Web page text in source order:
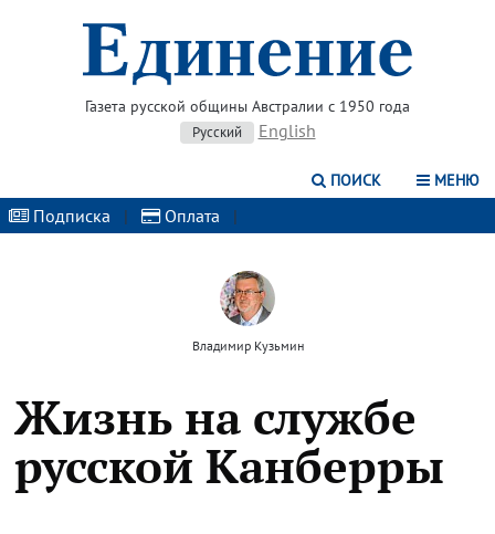
Газета русской общины Австралии с 1950 года
Русский English
ПОИСК МЕНЮ
Подписка | Оплата |
Владимир Кузьмин
Жизнь на службе
русской Канберры